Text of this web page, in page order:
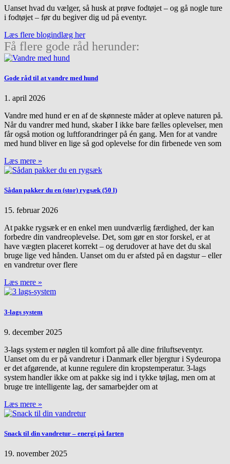
Uanset hvad du vælger, så husk at prøve fodtøjet – og gå nogle ture
i fodtøjet – før du begiver dig ud på eventyr.
Læs flere blogindlæg her
Få flere gode råd herunder:
Gode råd til at vandre med hund
1. april 2026
Vandre med hund er en af de skønneste måder at opleve naturen på.
Når du vandrer med hund, skaber I ikke bare fælles oplevelser, men
får også motion og luftforandringer på én gang. Men for at vandre
med hund bliver en lige så god oplevelse for din firbenede ven som
Læs mere »
Sådan pakker du en (stor) rygsæk (50 l)
15. februar 2026
At pakke rygsæk er en enkel men uundværlig færdighed, der kan
forbedre din vandreoplevelse. Det, som gør en stor forskel, er at
have vægten placeret korrekt – og derudover at have det du skal
bruge lige ved hånden. Uanset om du er afsted på en dagstur – eller
en vandretur over flere
Læs mere »
3-lags system
9. december 2025
3-lags system er nøglen til komfort på alle dine friluftseventyr.
Uanset om du er på vandretur i Danmark eller bjergtur i Sydeuropa
er det afgørende, at kunne regulere din kropstemperatur. 3-lags
system handler ikke om at pakke sig ind i tykke tøjlag, men om at
bruge tre intelligente lag, der samarbejder om at
Læs mere »
Snack til din vandretur – energi på farten
19. november 2025